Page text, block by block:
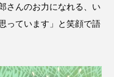
さんのお力になれる、い
っています」と笑顔で語